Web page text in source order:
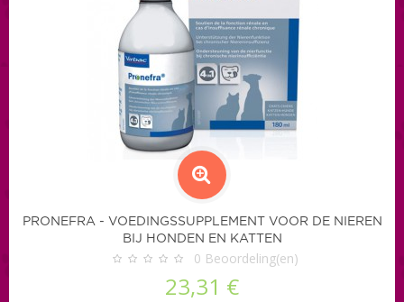
PRONEFRA - VOEDINGSSUPPLEMENT VOOR DE NIEREN
BIJ HONDEN EN KATTEN
0 Beoordeling(en)
23,31 €